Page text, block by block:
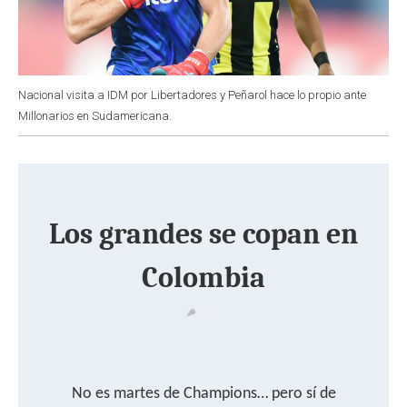
Nacional visita a IDM por Libertadores y Peñarol hace lo propio ante
Millonarios en Sudamericana.
Los grandes se copan en
Colombia
No es martes de Champions… pero sí de